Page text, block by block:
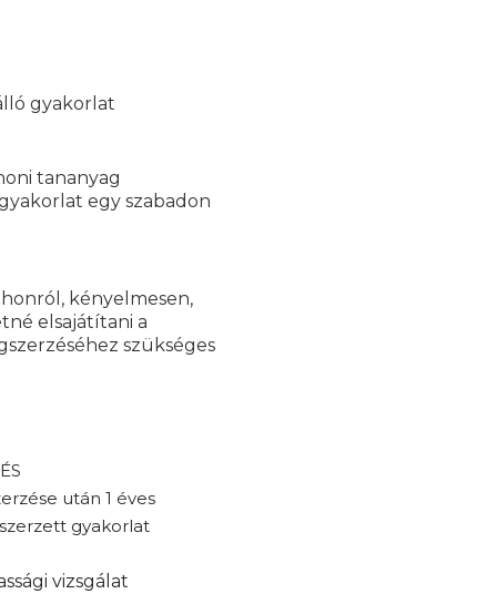
gyakorlat
tananyag
egy szabadon
kényelmesen,
elsajátítani a
szükséges
után 1 éves
gyakorlat
vizsgálat